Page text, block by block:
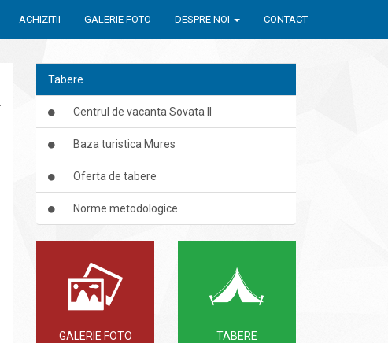
ACHIZITII GALERIE FOTO DESPRE NOI CONTACT
Tabere
Centrul de vacanta Sovata II
Baza turistica Mures
Oferta de tabere
Norme metodologice
GALERIE FOTO TABERE